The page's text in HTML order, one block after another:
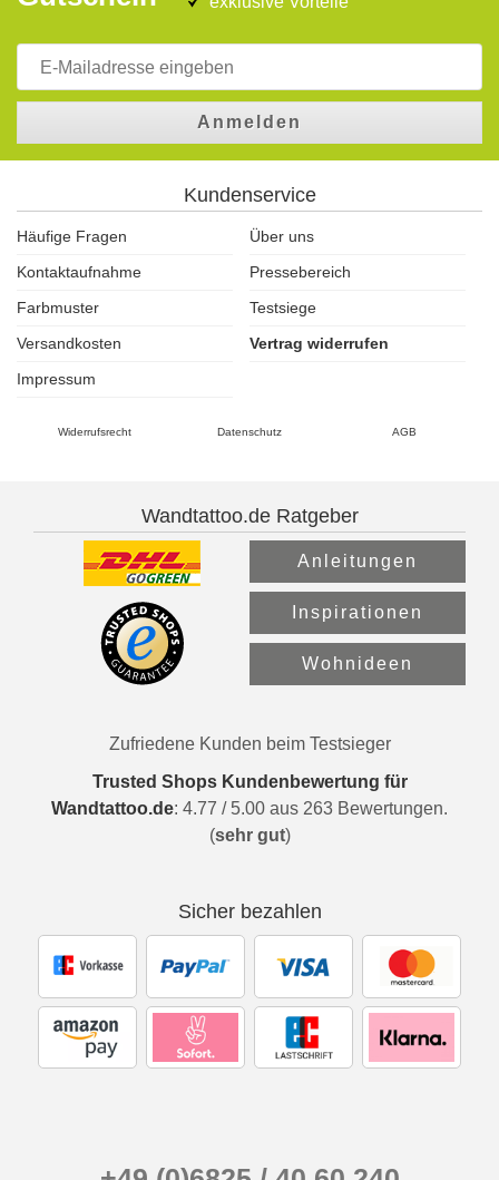
Anmelden
Kundenservice
Häufige Fragen
Über uns
Kontaktaufnahme
Pressebereich
Farbmuster
Testsiege
Versandkosten
Vertrag widerrufen
Impressum
Widerrufsrecht Datenschutz AGB
Wandtattoo.de Ratgeber
Anleitungen
Inspirationen
Wohnideen
Zufriedene Kunden beim Testsieger
Trusted Shops Kundenbewertung für
Wandtattoo.de: 4.77 / 5.00 aus 263 Bewertungen.
(sehr gut)
Sicher bezahlen